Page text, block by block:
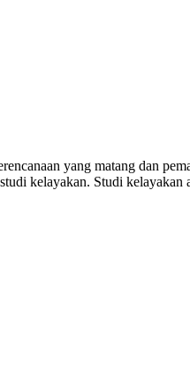
yang matang dan
kelayakan. Studi